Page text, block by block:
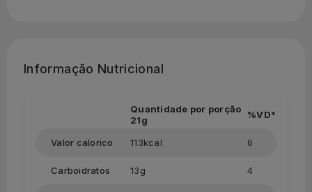
Informação Nutricional
Quantidade por porção
21g
%VD*
Valor calorico 113kcal 6
Carboidratos 13g 4